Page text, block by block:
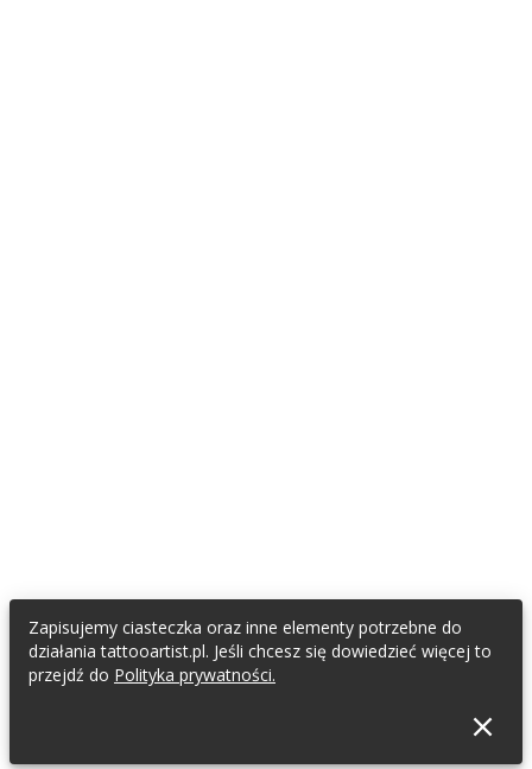
Zapisujemy ciasteczka oraz inne elementy potrzebne do
działania tattooartist.pl. Jeśli chcesz się dowiedzieć więcej to
przejdź do Polityka prywatności.